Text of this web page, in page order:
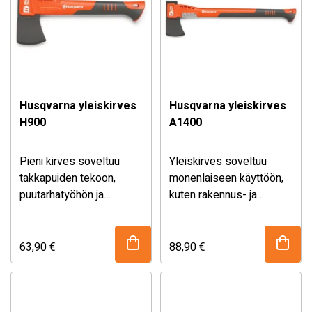
erottamattomasti liitetty
kahvaan. Kahvan alaosa
on pinnoitettu
työskenneltäessä.
Painopisteen ollessa
se tarjoaa optimaalisen
painonjakauman ja tekee
työskentelystä voimia
Husqvarna yleiskirves
H900
Pieni kirves soveltuu
takkapuiden tekoon,
puutarhatyöhön ja
63,90€
Husqvarna yleiskirves
A1400
Yleiskirves soveltuu
monenlaiseen käyttöön,
kuten rakennus- ja
88,90€